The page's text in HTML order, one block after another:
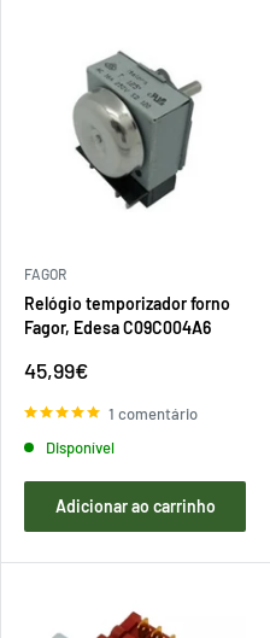
FAGOR
Relógio temporizador forno
Fagor, Edesa C09C004A6
Preço
venda
45,99€
1 comentário
Disponível
Adicionar ao carrinho